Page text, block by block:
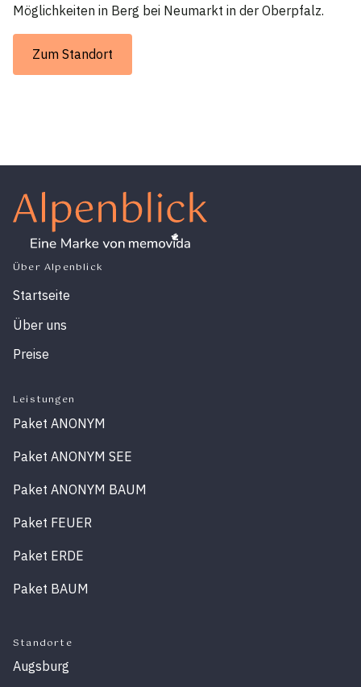
Möglichkeiten in Berg bei Neumarkt in der Oberpfalz.
Zum Standort
Über Alpenblick
Startseite
Über uns
Preise
Leistungen
Paket ANONYM
Paket ANONYM SEE
Paket ANONYM BAUM
Paket FEUER
Paket ERDE
Paket BAUM
Standorte
Augsburg